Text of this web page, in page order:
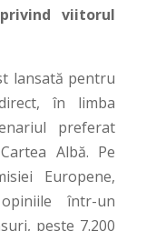
viitorul
lansată pentru
în limba
preferat
Albă. Pe
Europene,
într-un
peste 7.200